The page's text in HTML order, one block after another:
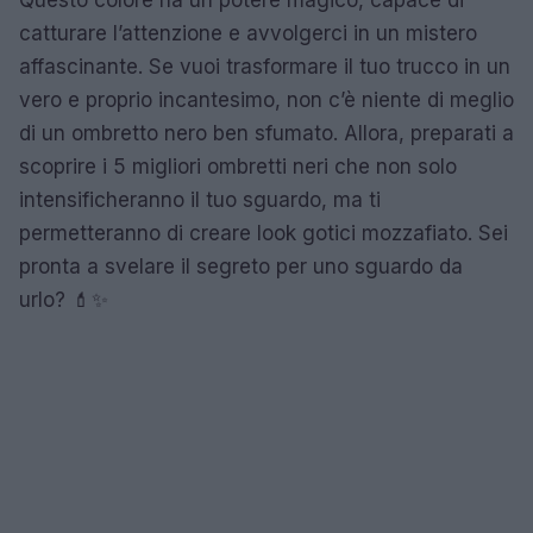
catturare l’attenzione e avvolgerci in un mistero
affascinante. Se vuoi trasformare il tuo trucco in un
vero e proprio incantesimo, non c’è niente di meglio
di un ombretto nero ben sfumato. Allora, preparati a
scoprire i 5 migliori ombretti neri che non solo
intensificheranno il tuo sguardo, ma ti
permetteranno di creare look gotici mozzafiato. Sei
pronta a svelare il segreto per uno sguardo da
urlo? 💄✨